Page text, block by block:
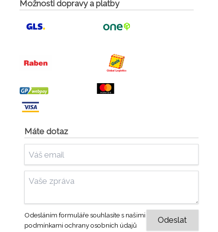
Možnosti dopravy a platby
Máte dotaz
Odesláním formuláře souhlasíte s našimi
podmínkami ochrany osobních údajů